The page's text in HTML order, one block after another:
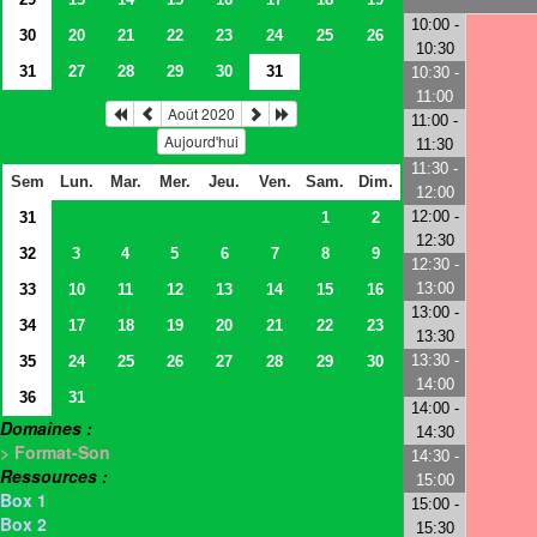
30
20 21 22 23 24 25
26
31
27 28 29 30 31
Août 2020
Aujourd'hui
Sem Lun. Mar. Mer. Jeu. Ven. Sam.
Dim.
31
1
2
32
3 4 5 6 7 8
9
33
10 11 12 13 14 15
16
34
17 18 19 20 21 22
23
35
24 25 26 27 28 29
30
36
31
Domaines :
> Format-Son
Ressources :
Box 1
Box 2
10:00 -
10:30
10:30 -
11:00
11:00 -
11:30
11:30 -
12:00
12:00 -
12:30
12:30 -
13:00
13:00 -
13:30
13:30 -
14:00
14:00 -
14:30
14:30 -
15:00
15:00 -
15:30